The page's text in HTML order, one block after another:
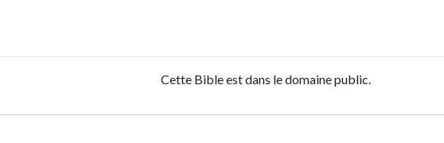
Cette Bible est dans le domaine public.